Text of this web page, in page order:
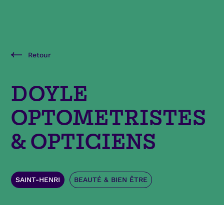
Retour
DOYLE
OPTOMETRISTES
& OPTICIENS
SAINT-HENRI BEAUTÉ & BIEN ÊTRE